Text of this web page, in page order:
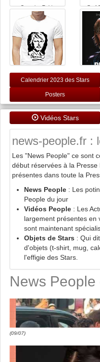
Generico T-shirt
Written And Directed
by Quentin Tarantino
original ? 100 % coton
pour homme et femme
- Noir - XL
Michel
T
Unisex
Générique t-Shirt djmh
Cadeaux fête
Chanteur Renaud
tatatin N018 (S)
Calendrier 2023 des Stars
Posters
Vidéos Stars
news-people.fr :
Les "News People" ce sont
début réservées à la
présentes dans toute la
News People : Les
People du jour
Vidéos People : Les
largement présentes en
sont maintenant
Objets de Stars : Qui
d'objets (t-shirt, mug,
l'effigie des Stars.
News
(09/07)